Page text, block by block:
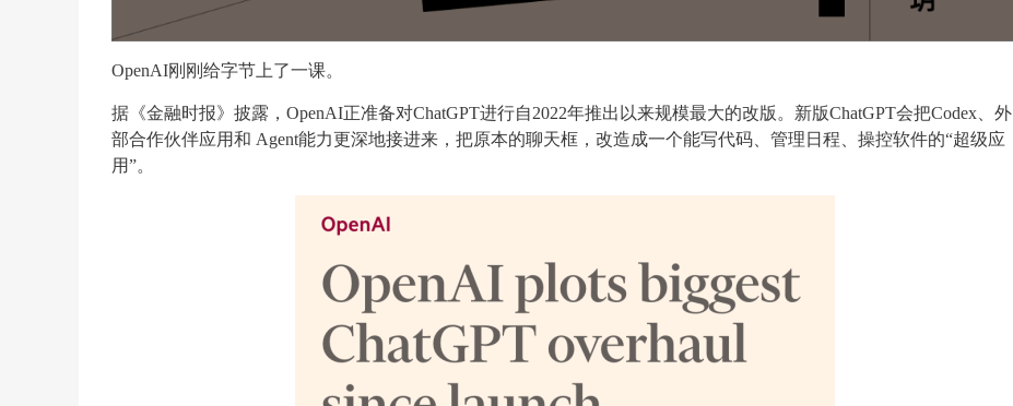
OpenAI刚刚给字节上了一课。
据《金融时报》披露，OpenAI正准备对ChatGPT进行自2022年推出以来规模最大的改版。新版ChatGPT会把Codex、外
部合作伙伴应用和 Agent能力更深地接进来，把原本的聊天框，改造成一个能写代码、管理日程、操控软件的“超级应
用”。